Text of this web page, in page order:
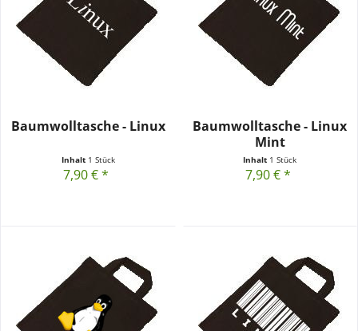
Baumwolltasche - Linux
Inhalt 1 Stück
7,90 € *
Baumwolltasche - Linux
Mint
Inhalt 1 Stück
7,90 € *